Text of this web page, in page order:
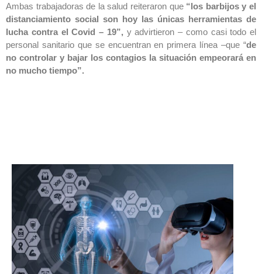
Ambas trabajadoras de la salud reiteraron que “los barbijos y el
distanciamiento social son hoy las únicas herramientas de
lucha contra el Covid – 19”, y advirtieron – como casi todo el
personal sanitario que se encuentran en primera línea –que “de
no controlar y bajar los contagios la situación empeorará en
no mucho tiempo”.